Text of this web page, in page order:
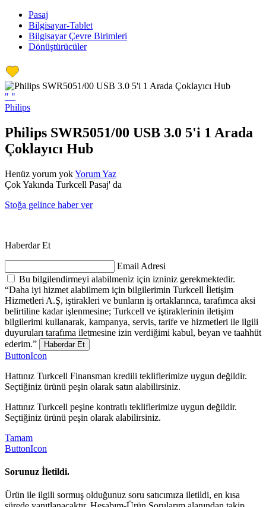
Pasaj
Bilgisayar-Tablet
Bilgisayar Çevre Birimleri
Dönüştürücüler
" "
Philips
Philips SWR5051/00 USB 3.0 5'i 1 Arada
Çoklayıcı Hub
Henüz yorum yokYorum Yaz
Çok Yakında Turkcell Pasaj' da
Stoğa gelince haber ver
Haberdar Et
Email Adresi
Bu bilgilendirmeyi alabilmeniz için izniniz gerekmektedir.
“Daha iyi hizmet alabilmem için bilgilerimin Turkcell İletişim
Hizmetleri A.Ş, iştirakleri ve bunların iş ortaklarınca, tarafımca aksi
belirtiline kadar işlenmesine; Turkcell ve iştiraklerinin iletişim
bilgilerimi kullanarak, kampanya, servis, tarife ve hizmetleri ile ilgili
duyuruları tarafıma iletmesine izin verdiğimi kabul, beyan ve taahhüt
ederim.”
Haberdar Et
ButtonIcon
Hattınız Turkcell Finansman kredili tekliflerimize uygun değildir.
Seçtiğiniz ürünü peşin olarak satın alabilirsiniz.
Hattınız Turkcell peşine kontratlı tekliflerimize uygun değildir.
Seçtiğiniz ürünü peşin olarak alabilirsiniz.
Tamam
ButtonIcon
Sorunuz İletildi.
Ürün ile ilgili sormuş olduğunuz soru satıcımıza iletildi, en kısa